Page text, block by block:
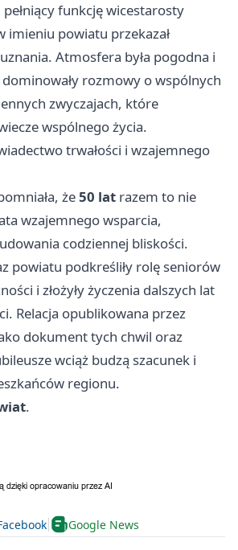
pełniący funkcję wicestarosty
imieniu powiatu przekazał
Atmosfera była pogodna i
dominowały rozmowy o wspólnych
zwyczajach, które
wspólnego życia.
trwałości i wzajemnego
że50 lat razem to nie
wzajemnego wsparcia,
codziennej bliskości.
powiatu podkreśliły rolę seniorów
i złożyły życzenia dalszych lat
Relacja opublikowana przez
dokument tych chwil oraz
wciąż budzą szacunek i
regionu.
.
Google News